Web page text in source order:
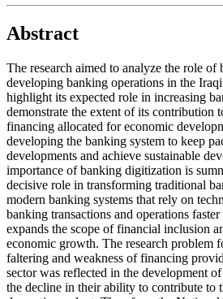
Abstract
The research aimed to analyze the role
developing banking operations in the
highlight its expected role in increasing
demonstrate the extent of its contribution
financing allocated for economic
developing the banking system to keep
developments and achieve sustainable
importance of banking digitization is
decisive role in transforming traditional
modern banking systems that rely on
banking transactions and operations
expands the scope of financial inclusion
economic growth. The research problem
faltering and weakness of financing
sector was reflected in the development
the decline in their ability to contribute to